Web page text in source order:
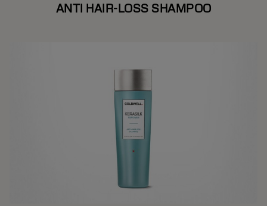
ANTI HAIR-LOSS SHAMPOO